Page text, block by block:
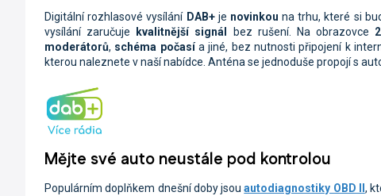
Digitální rozhlasové vysílání DAB+ je novinkou na trhu, které si
vysílání zaručuje
kvalitnější signál bez rušení. Na obrazovce
moderátorů, schéma počasía jiné, bez nutnosti připojení k
kterou naleznete v naší nabídce. Anténa se jednoduše propojí s
Mějte své auto neustále pod kontrolou
Populárním doplňkem dnešní doby jsouautodiagnostiky OBD II ,